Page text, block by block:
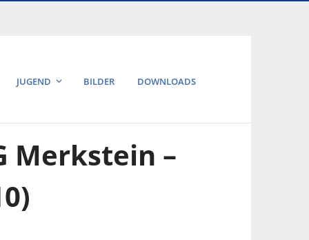
JUGEND BILDER DOWNLOADS
Merkstein –